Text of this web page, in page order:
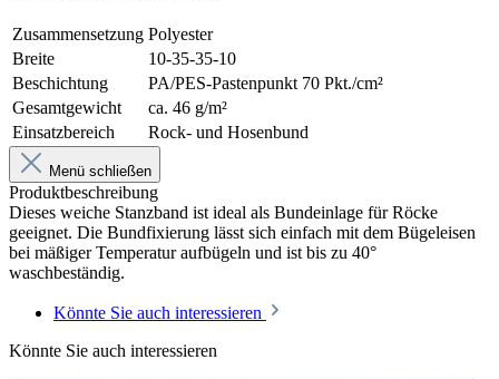
Zusammensetzung Polyester
Breite
10-35-35-10
Beschichtung
PA/PES-Pastenpunkt 70 Pkt./cm²
Gesamtgewicht
ca. 46 g/m²
Einsatzbereich
Rock- und Hosenbund
Menü schließen
Produktbeschreibung
Dieses weiche Stanzband ist ideal als Bundeinlage für Röcke
geeignet. Die Bundfixierung lässt sich einfach mit dem Bügeleisen
bei mäßiger Temperatur aufbügeln und ist bis zu 40°
waschbeständig.
Könnte Sie auch interessieren
Könnte Sie auch interessieren